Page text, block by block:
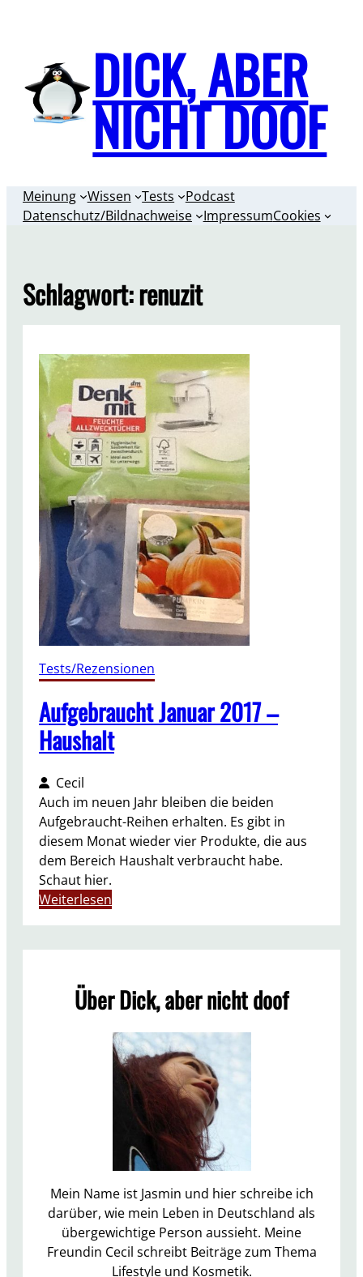
springen
DICK, ABER
NICHT DOOF
Meinung Wissen Tests
Podcast
Datenschutz/Bildnachweise
ImpressumCookies
Schlagwort:renuzit
Tests/Rezensionen
Aufgebraucht Januar 2017 –
Haushalt
Cecil
Auch im neuen Jahr bleiben die beiden
Aufgebraucht-Reihen erhalten. Es gibt in
diesem Monat wieder vier Produkte, die aus
dem Bereich Haushalt verbraucht habe.
Schaut hier.
Weiterlesen
e
b
r
a
a
n
u
a
r
2
Über Dick, aber nicht doof
Mein Name ist Jasmin und hier schreibe ich
darüber, wie mein Leben in Deutschland als
übergewichtige Person aussieht. Meine
Freundin Cecil schreibt Beiträge zum Thema
Lifestyle und Kosmetik.